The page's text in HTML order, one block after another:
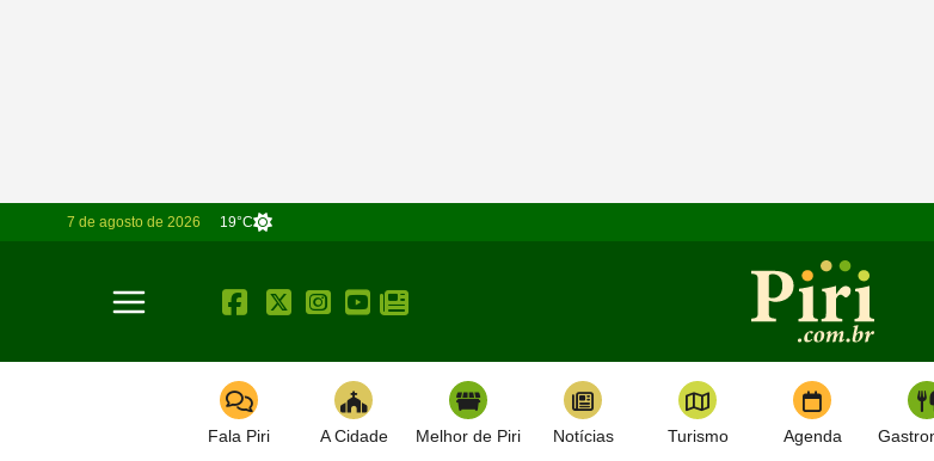
7 de agosto de 2026 19°C
Toggle navigation
Fala Piri A Cidade Melhor de Piri Notícias Turismo Agenda